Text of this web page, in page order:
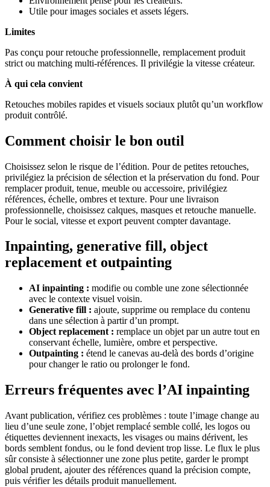
Utile pour images sociales et assets légers.
Limites
Pas conçu pour retouche professionnelle, remplacement produit
strict ou matching multi-références. Il privilégie la vitesse créateur.
À qui cela convient
Retouches mobiles rapides et visuels sociaux plutôt qu’un workflow
produit contrôlé.
Comment choisir le bon outil
Choisissez selon le risque de l’édition. Pour de petites retouches,
privilégiez la précision de sélection et la préservation du fond. Pour
remplacer produit, tenue, meuble ou accessoire, privilégiez
références, échelle, ombres et texture. Pour une livraison
professionnelle, choisissez calques, masques et retouche manuelle.
Pour le social, vitesse et export peuvent compter davantage.
Inpainting, generative fill, object
replacement et outpainting
AI inpainting : modifie ou comble une zone sélectionnée
avec le contexte visuel voisin.
Generative fill : ajoute, supprime ou remplace du contenu
dans une sélection à partir d’un prompt.
Object replacement : remplace un objet par un autre tout en
conservant échelle, lumière, ombre et perspective.
Outpainting : étend le canevas au-delà des bords d’origine
pour changer le ratio ou prolonger le fond.
Erreurs fréquentes avec l’AI inpainting
Avant publication, vérifiez ces problèmes : toute l’image change au
lieu d’une seule zone, l’objet remplacé semble collé, les logos ou
étiquettes deviennent inexacts, les visages ou mains dérivent, les
bords semblent fondus, ou le fond devient trop lisse. Le flux le plus
sûr consiste à sélectionner une zone plus petite, garder le prompt
global prudent, ajouter des références quand la précision compte,
puis vérifier les détails produit manuellement.